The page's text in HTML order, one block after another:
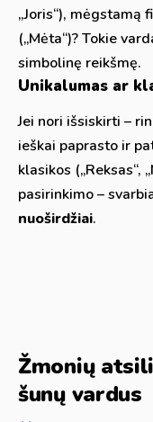
„Joris“), mėgstamą
(„Mėta“)? Tokie
simbolinę reikšmę.
Unikalumas ar
Jei nori išsiskirti –
ieškai paprasto ir
klasikos („Reksas“,
pasirinkimo –
nuoširdžiai.
Žmonių
šunų vardus